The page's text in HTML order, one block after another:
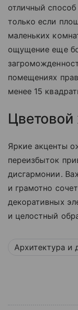
отличный
только если
маленьких
ощущение еще
помещениях
менее 15
Цветовой
Яркие акценты
переизбыток
дисгармонии.
и грамотно
декоративных
и целостный
Архитектура и